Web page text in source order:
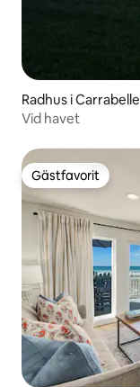
Radhus i Carrabelle
Vid havet
Gästfavorit
Gästfavorit